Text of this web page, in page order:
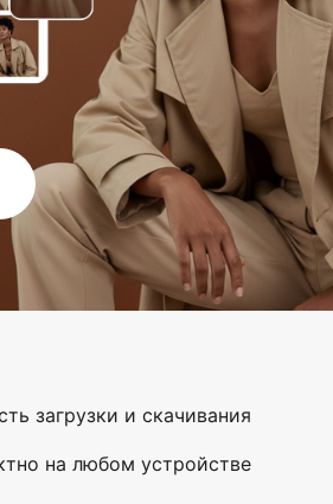
загрузки и скачивания
на любом устройстве